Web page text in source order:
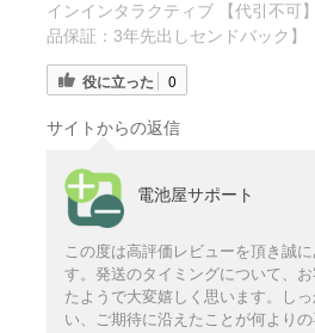
インインタラクティブ 【代引不可
品保証：3年先出しセンドバック】
役に立った 0
サイトからの返信
電池屋サポート
この度は高評価レビューを頂き誠
す。発送のタイミングについて、
たようで大変嬉しく思います。し
い、ご期待に沿えたことが何より